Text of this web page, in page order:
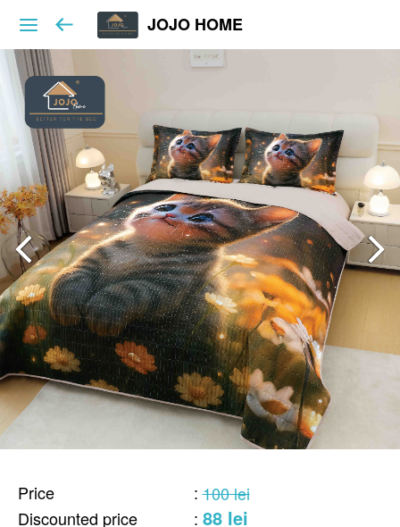
JOJO HOME
Price : 100 lei
Discounted price
: 88 lei